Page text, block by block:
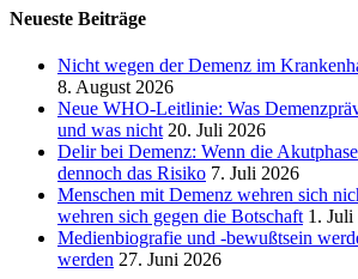
Neueste Beiträge
Nicht wegen der Demenz im
8. August 2026
Neue WHO-Leitlinie: Was
und was nicht 20. Juli 2026
Delir bei Demenz: Wenn die
dennoch das Risiko 7. Juli 2026
Menschen mit Demenz wehren sich
wehren sich gegen die Botschaft 1. Juli
Medienbiografie und -bewußtsein
werden 27. Juni 2026